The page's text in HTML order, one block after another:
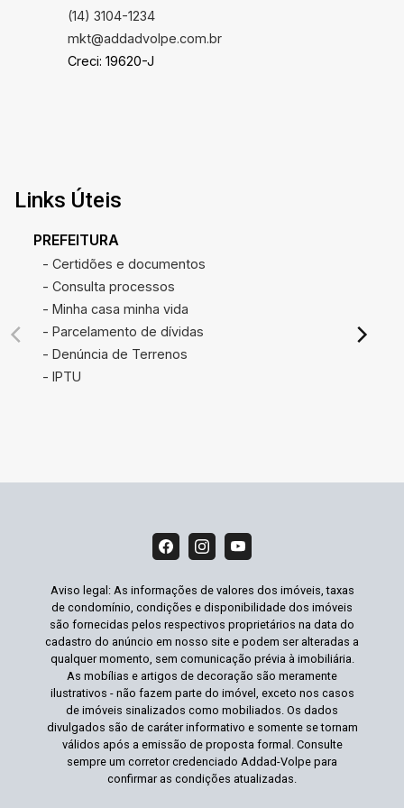
(14) 3104-1234
mkt@addadvolpe.com.br
Creci: 19620-J
Links Úteis
PREFEITURA
- Certidões e documentos
- Consulta processos
- Minha casa minha vida
- Parcelamento de dívidas
- Denúncia de Terrenos
- IPTU
Aviso legal: As informações de valores dos imóveis, taxas
de condomínio, condições e disponibilidade dos imóveis
são fornecidas pelos respectivos proprietários na data do
cadastro do anúncio em nosso site e podem ser alteradas a
qualquer momento, sem comunicação prévia à imobiliária.
As mobílias e artigos de decoração são meramente
ilustrativos - não fazem parte do imóvel, exceto nos casos
de imóveis sinalizados como mobiliados. Os dados
divulgados são de caráter informativo e somente se tornam
válidos após a emissão de proposta formal. Consulte
sempre um corretor credenciado Addad-Volpe para
confirmar as condições atualizadas.